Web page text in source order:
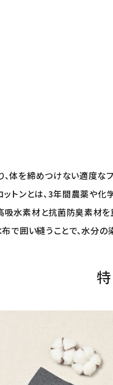
体を締めつけない適度
ットンとは、3年間農薬
水素材と抗菌防臭素材
布で囲い縫うことで、水